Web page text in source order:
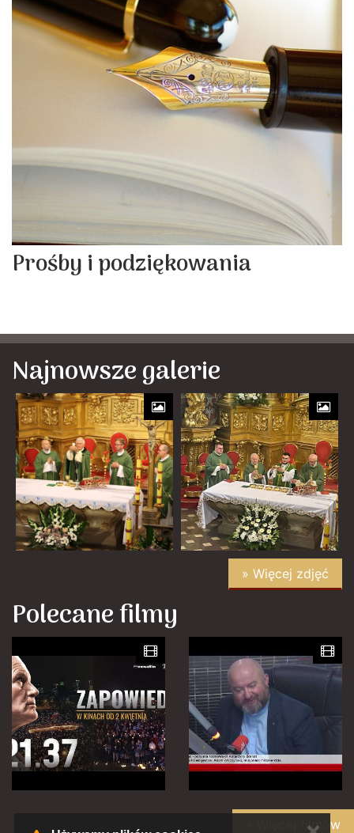
Prośby i podziękowania
Najnowsze galerie
» Więcej zdjęć
Polecane filmy
» Więcej filmów